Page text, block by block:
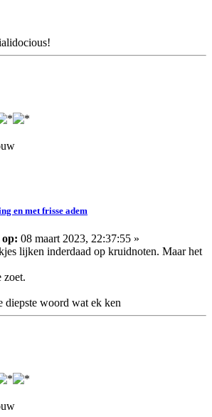
en met frisse adem
op: 08 maart 2023, 22:37:55 »
lijken inderdaad op kruidnoten. Maar het
zoet.
woord wat ek ken